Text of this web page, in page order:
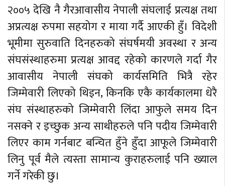
२००५ देखि नै गैरआवासीय नेपाली संघलाई प्रत्यक्ष तथा
अप्रत्यक्ष रुपमा सहयोग र माया गर्दै आएकी हुँ। विदेशी
भूमीमा सुरुवाति दिनहरुको संघर्षमयी अवस्था र अन्य
संघसंस्थाहरुमा प्रत्यक्ष आवद्द रहेको कारणले गर्दा गैर
आवासीय नेपाली संघको कार्यसमिति भित्रै रहेर
जिम्मेवारी लिएको थिइन, किनकि एकै कार्यकालमा धेरै
संघ संस्थाहरुको जिम्मेवारी लिंदा आफुले समय दिन
नसक्ने र इच्छुक अन्य साथीहरुले पनि पदीय जिम्मेवारी
लिएर काम गर्नबाट बन्चित हुँने हुँदा आफूले जिम्मेवारी
लिनु पूर्व मैले त्यस्ता सामान्य कुराहरुलाई पनि ख्याल
गर्ने गरेकी छु।